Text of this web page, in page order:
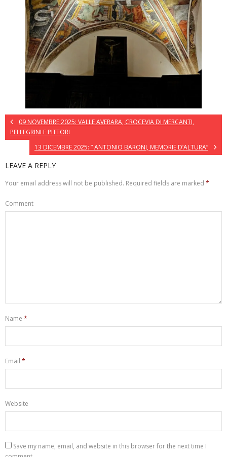
09 NOVEMBRE 2025: VALLE AVERARA, CROCEVIA DI MERCANTI,
PELLEGRINI E PITTORI
13 DICEMBRE 2025: ” ANTONIO BARONI, MEMORIE D’ALTURA”
LEAVE A REPLY
Your email address will not be published. Required fields are marked *
Comment
Name *
Email *
Website
Save my name, email, and website in this browser for the next time I